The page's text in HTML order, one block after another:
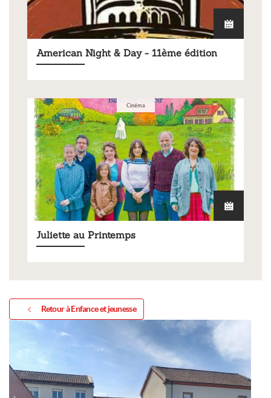
American Night & Day - 11ème édition
Cinéma
Juliette au Printemps
Retour à Enfance et jeunesse